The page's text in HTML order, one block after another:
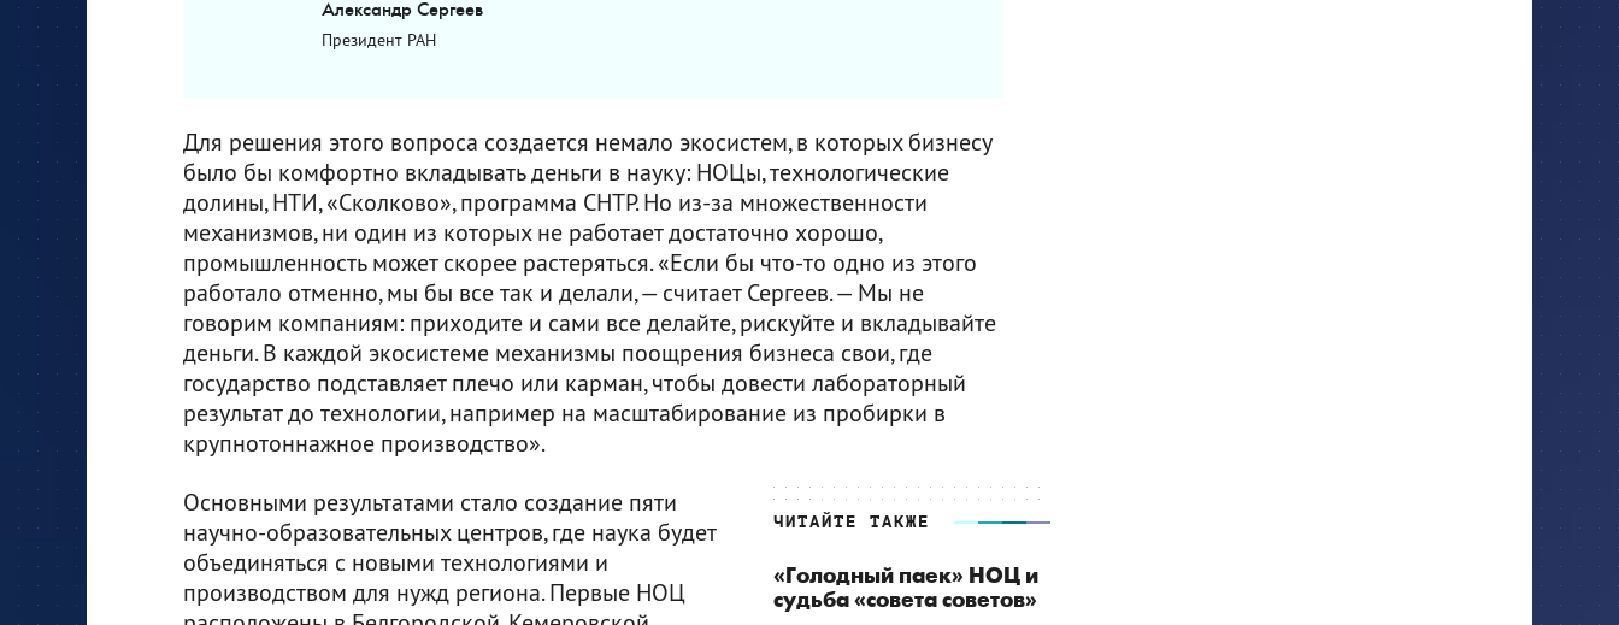
Александр Сергеев
Президент РАН
Для решения этого вопроса создается немало экосистем, в которых бизнесу
было бы комфортно вкладывать деньги в науку: НОЦы, технологические
долины, НТИ, «Сколково», программа СНТР. Но из-за множественности
механизмов, ни один из которых не работает достаточно хорошо,
промышленность может скорее растеряться. «Если бы что-то одно из этого
работало отменно, мы бы все так и делали, — считает Сергеев. — Мы не
говорим компаниям: приходите и сами все делайте, рискуйте и вкладывайте
деньги. В каждой экосистеме механизмы поощрения бизнеса свои, где
государство подставляет плечо или карман, чтобы довести лабораторный
результат до технологии, например на масштабирование из пробирки в
крупнотоннажное производство».
ЧИТАЙТЕ ТАКЖЕ
«Голодный паек» НОЦ и
судьба «совета советов»
Основными результатами стало создание пяти
научно-образовательных центров, где наука будет
объединяться с новыми технологиями и
производством для нужд региона. Первые НОЦ